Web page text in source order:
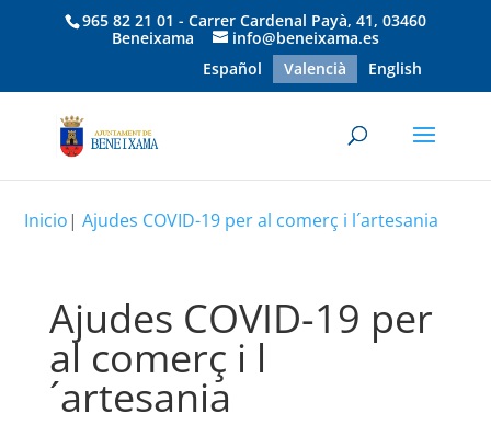
965 82 21 01 - Carrer Cardenal Payà, 41, 03460
Beneixama
info@beneixama.es
Español
Valencià English
Inicio|Ajudes COVID-19 per al comerç i l´artesania
Ajudes COVID-19 per
al comerç i l
´artesania